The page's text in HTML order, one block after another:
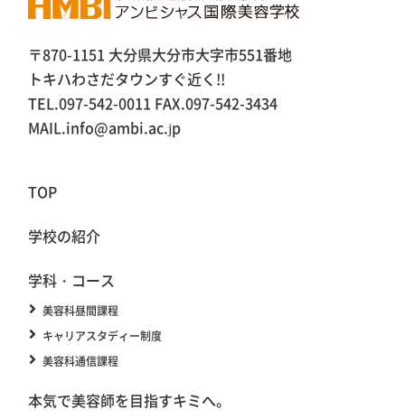
〒870-1151 大分県大分市大字市551番地
トキハわさだタウンすぐ近く!!
TEL.097-542-0011 FAX.097-542-3434
MAIL.info@ambi.ac.jp
TOP
学校の紹介
学科・コース
美容科昼間課程
キャリアスタディー制度
美容科通信課程
本気で美容師を目指すキミへ。